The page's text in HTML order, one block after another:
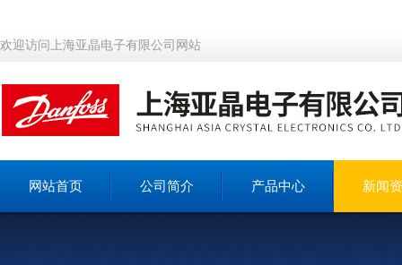
欢迎访问上海亚晶电子有限公司网站
网站首页 公司简介 产品中心 新闻